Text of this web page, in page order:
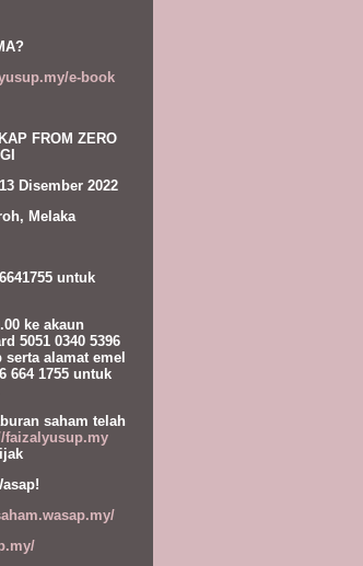
e-book
FROM ZERO
Disember 2022
Melaka
untuk
ke akaun
5051 0340 5396
alamat emel
664 1755 untuk
saham telah
faizalyusup.my